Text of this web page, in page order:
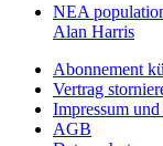
NEA
Alan Harris
Abonnement
Vertrag
Impressum
AGB